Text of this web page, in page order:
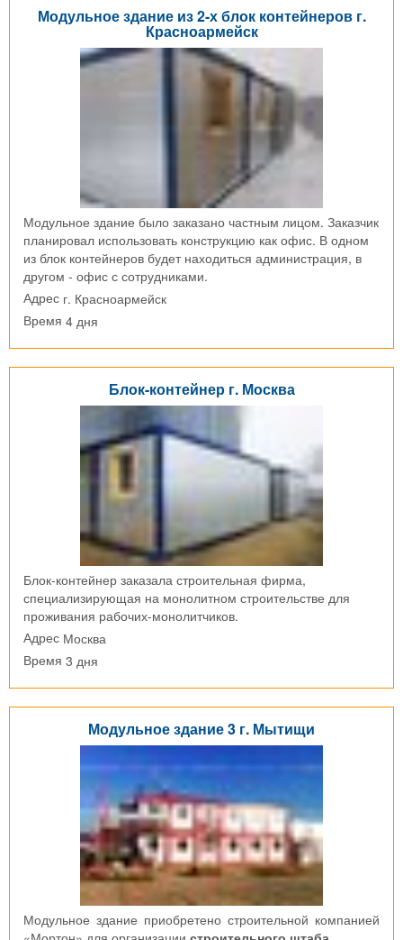
Модульное здание из 2-х блок контейнеров г.
Красноармейск
Модульное здание было заказано частным лицом. Заказчик
планировал использовать конструкцию как офис. В одном
из блок контейнеров будет находиться администрация, в
другом - офис с сотрудниками.
Адрес г. Красноармейск
Время 4 дня
Блок-контейнер г. Москва
Блок-контейнер заказала строительная фирма,
специализирующая на монолитном строительстве для
проживания рабочих-монолитчиков.
Адрес Москва
Время 3 дня
Модульное здание 3 г. Мытищи
Модульное здание приобретено строительной компанией